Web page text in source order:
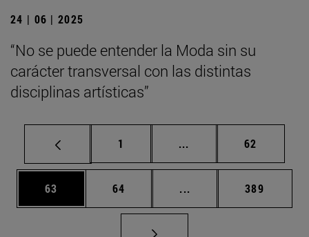
24 | 06 | 2025
“No se puede entender la Moda sin su
carácter transversal con las distintas
disciplinas artísticas”
Página
1 ... Páginas intermedias
Página
62
Página
63 Página
64 ... Páginas intermedias
Página
389